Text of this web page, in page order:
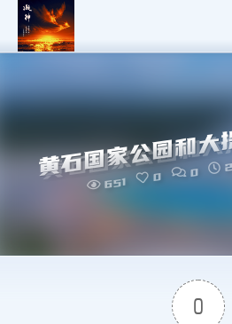
黄石国家公园和
651 0 0
0